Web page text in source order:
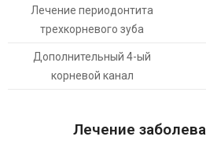
Лечение периодонтита
трехкорневого зуба
Дополнительный 4-ый
корневой канал
Лечение